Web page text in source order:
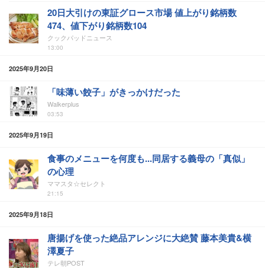
20日大引けの東証グロース市場 値上がり銘柄数
474、値下がり銘柄数104
クックパッドニュース
13:00
2025年9月20日
「味薄い餃子」がきっかけだった
Walkerplus
03:53
2025年9月19日
食事のメニューを何度も...同居する義母の「真似」
の心理
ママスタ☆セレクト
21:15
2025年9月18日
唐揚げを使った絶品アレンジに大絶賛 藤本美貴&横
澤夏子
テレ朝POST